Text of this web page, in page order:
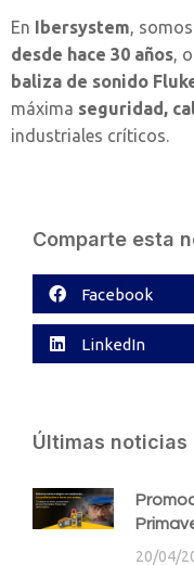
En Ibersystem,
desde hace 30 años,
baliza de sonido
máxima seguridad,
industriales críticos.
Comparte esta
Facebook
LinkedIn
Últimas noticias
20/04/